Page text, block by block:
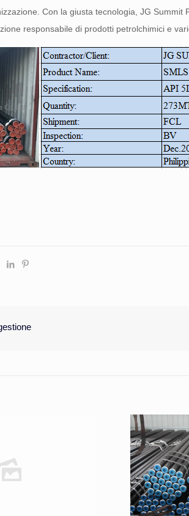
Con la giusta tecnologia, JG
responsabile di prodotti petrolchimici e